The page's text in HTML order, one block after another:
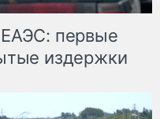
первые
издержки